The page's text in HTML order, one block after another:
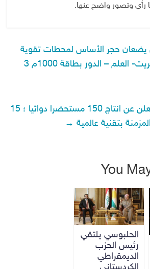
رأي وتصور واضح عنها.
يضعان حجر الأساس لمحطات تقوية
العلم – الدور بطاقة 1000م 3
شركة ادوية سامراء تعلن عن انتاج 150 مستحضرا دوائيا ؛ 15
بتقنية عالمية →
You
الحلبوسي يلتقي
رئيس الحزب
الديمقراطي